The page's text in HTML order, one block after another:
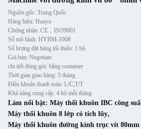
Nguồn gốc: Trung Quốc
Hàng hiệu: Huayu
Chứng nhận: CE，ISO9001
Số mô hình: HYBM-1008
Số lượng đặt hàng tối thiểu: 1 bộ
Giá bán: Negotiate
chi tiết đóng gói: bằng container
Thời gian giao hàng: 5 tháng
Điều khoản thanh toán: L/C,T/T
Khả năng cung cấp: 4 bộ mỗi tháng
Làm nổi bật: Máy thổi khuôn IBC công
Máy thổi khuôn 8 lớp có tích lũy,
Máy thổi khuôn đường kính trục vít 80mm